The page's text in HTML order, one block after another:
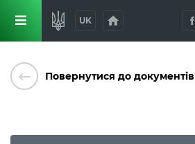
UK home
keyboard_backspace Повернутися до документів